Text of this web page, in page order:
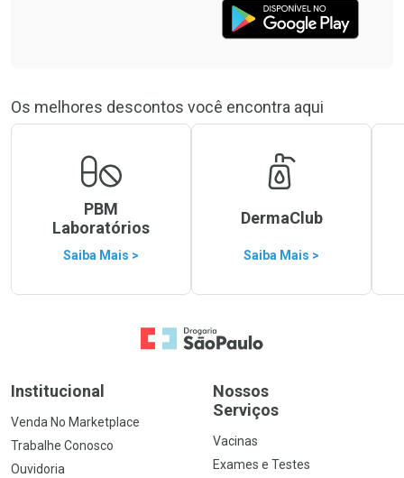
Os melhores descontos você encontra aqui
PBM
Laboratórios
Saiba Mais >
DermaClub
Saiba Mais >
Ir para a Home
Institucional
Venda No Marketplace
Trabalhe Conosco
Ouvidoria
Nossos
Serviços
Vacinas
Exames e Testes